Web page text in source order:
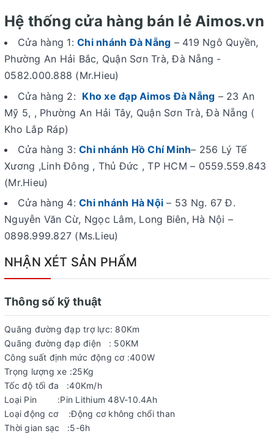
Hệ thống cửa hàng bán lẻ Aimos.vn
Cửa hàng 1: Chi nhánh Đà Nẵng – 419 Ngô Quyền,
Phường An Hải Bắc, Quận Sơn Trà, Đà Nẵng -
0582.000.888 (Mr.Hieu)
Cửa hàng 2: Kho xe đạp Aimos Đà Nẵng – 23 An
Mỹ 5, , Phường An Hải Tây, Quận Sơn Trà, Đà Nẵng (
Kho Lắp Ráp)
Cửa hàng 3: Chi nhánh Hồ Chí Minh– 256 Lý Tế
Xương ,Linh Đông , Thủ Đức , TP HCM – 0559.559.843
(Mr.Hieu)
Cửa hàng 4: Chi nhánh Hà Nội – 53 Ng. 67 Đ.
Nguyễn Văn Cừ, Ngọc Lâm, Long Biên, Hà Nội –
0898.999.827 (Ms.Lieu)
NHẬN XÉT SẢN PHẨM
Thông số kỹ thuật
Quãng đường đạp trợ lực: 80Km
Quãng đường đạp điện : 50KM
Công suất định mức động cơ :400W
Trọng lượng xe :25Kg
Tốc độ tối đa :40Km/h
Loại Pin :Pin Lithium 48V-10.4Ah
Loại động cơ :Động cơ không chổi than
Thời gian sạc :5-6h